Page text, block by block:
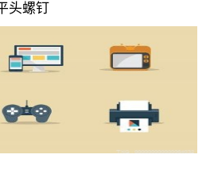
头螺钉